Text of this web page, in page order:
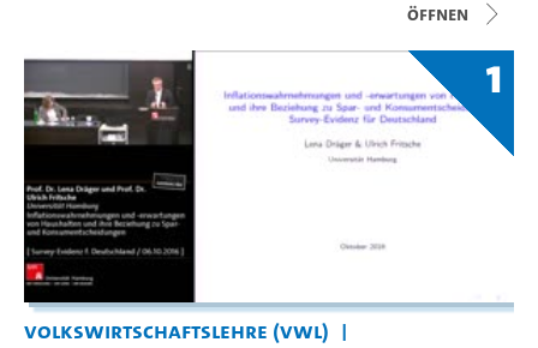
Öffnen
1
Volkswirtschaftslehre (VWL)